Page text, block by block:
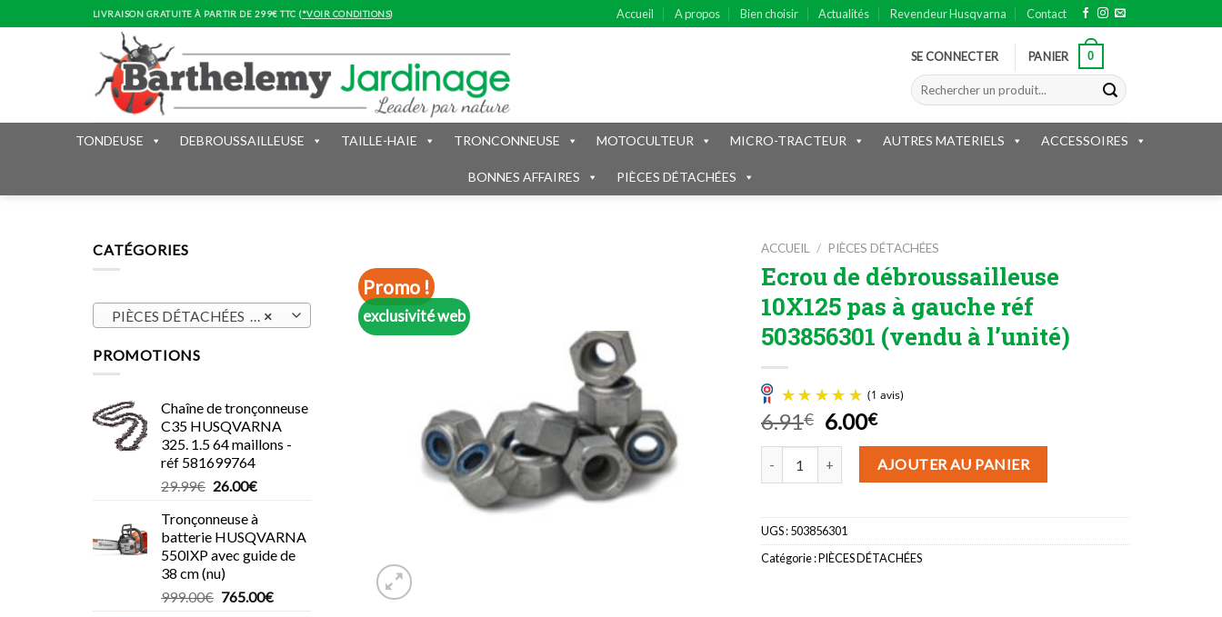
to
LIVRAISON GRATUITE À PARTIR DE 299€ TTC (*VOIR CONDITIONS) Accueil A propos Bien choisir Actualités Revendeur Husqvarna Contact
SE CONNECTER PANIER
0
Recherche
pour :
TONDEUSE DEBROUSSAILLEUSE TAILLE-HAIE TRONCONNEUSE MOTOCULTEUR MICRO-TRACTEUR AUTRES MATERIELS ACCESSOIRES
BONNES AFFAIRES PIÈCES DÉTACHÉES
CATÉGORIES
×
PIÈCES DÉTACHÉES (304)
PROMOTIONS
Chaîne de tronçonneuse
C35 HUSQVARNA
325. 1.5 64 maillons -
réf 581699764
29.99€ Le
initial
était :
29.99€.
26.00€Le
actuel
est :
26.00€.
Tronçonneuse à
batterie HUSQVARNA
550IXP avec guide de
38 cm (nu)
999.00€ Le
765.00€Le
Promo !
exclusivité web
ACCUEIL / PIÈCES DÉTACHÉES
Ecrou de débroussailleuse
10X125 pas à gauche réf
503856301 (vendu à l’unité)
(1 avis)
6.91€ Le
prix
initial
était :
6.00€Le
prix
actuel
est :
AJOUTER AU PANIER
UGS :503856301
Catégorie :PIÈCES DÉTACHÉES